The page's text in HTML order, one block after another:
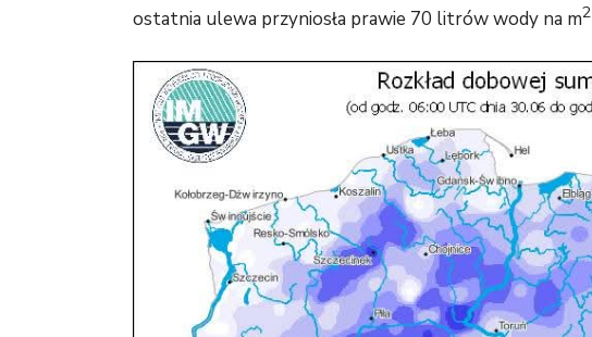
ostatnia ulewa przyniosła prawie 70 litrów wody na m2